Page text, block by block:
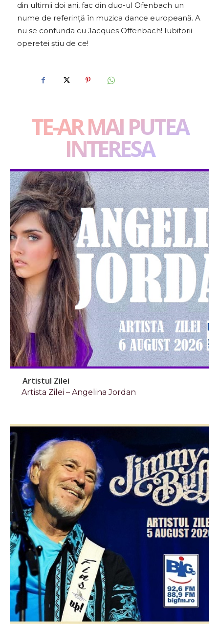
din ultimii doi ani, fac din duo-ul Ofenbach un
nume de referință în muzica dance europeană. A
nu se confunda cu Jacques Offenbach! Iubitorii
operetei știu de ce!
TE-AR MAI PUTEA
INTERESA
Artistul Zilei
Artista Zilei – Angelina Jordan